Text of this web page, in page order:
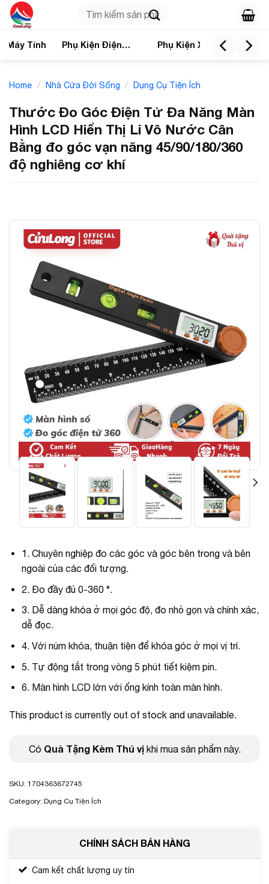
Skip
Search
Phụ Kiện Điện
Phụ Kiện Xe
Máy Tính
Home / Nhà Cửa Đời Sống / Dụng Cụ Tiện Ích
Thước Đo Góc Điện Tử Đa Năng Màn
Hình LCD Hiển Thị Li Vô Nước Cân
Bằng đo góc vạn năng 45/90/180/360
độ nghiêng cơ khí
1. Chuyên nghiệp đo các góc và góc bên trong và bên
ngoài của các đối tượng.
2. Đo đầy đủ 0-360 °.
3. Dễ dàng khóa ở mọi góc độ, đo nhỏ gọn và chính xác,
dễ đọc.
4. Với núm khóa, thuận tiện để khóa góc ở mọi vị trí.
5. Tự động tắt trong vòng 5 phút tiết kiệm pin.
6. Màn hình LCD lớn với ống kính toàn màn hình.
This product is currently out of stock and unavailable.
Có Quà Tặng Kèm Thú vịkhi mua sản phẩm này.
SKU: 1704363672745
Category: Dụng Cụ Tiện Ích
CHÍNH SÁCH BÁN HÀNG
Cam kết chất lượng uy tín